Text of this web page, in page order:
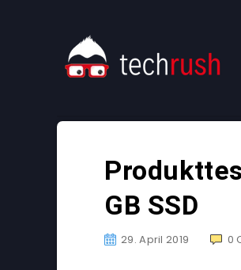
GB SSD
29. April 2019 0